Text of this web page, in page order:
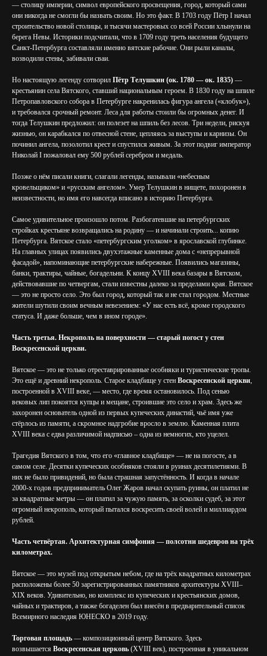
— столицу империи, символ европейского просвещения, город, который сами
они никогда не смогли бы назвать своим. Но это факт. В 1703 году Пётр I начал
строительство новой столицы, и тысячи мастеровых со всей России хлынули на
берега Невы. Историки подсчитали, что в 1709 году треть населения будущего
Санкт-Петербурга составляли именно вятские рабочие. Они рыли каналы,
возводили стены, забивали сваи.
Но настоящую легенду сотворил Пётр Телушкин (ок. 1780 — ок. 1835) —
крестьянин села Вятского, ставший национальным героем. В 1830 году на шпиле
Петропавловского собора в Петербурге накренилась фигура ангела («клобук»),
и требовался срочный ремонт. Леса для работы стоили бы огромных денег. И
тогда Телушкин предложил: он полезет на шпиль без лесов. Три недели, рискуя
жизнью, он карабкался по отвесной стене, цепляясь за выступы и карнизы. Он
починил ангела, позолотил крест и спустился живым. За этот подвиг император
Николай I пожаловал ему 500 рублей серебром и медаль.
Позже о нём писали книги, слагали легенды, называли «небесным
кровельщиком» и «русским ангелом». Умер Телушкин в нищете, похоронен в
неизвестности, но имя его навсегда вписано в историю Петербурга.
Самое удивительное произошло потом. Разбогатевшие на петербургских
стройках крестьяне возвращались на родину — и начинали строить... копию
Петербурга. Вятское стало «петербургским уголком» в ярославской глубинке.
На главных улицах появились двухэтажные каменные дома с «непрерывной
фасадой», напоминающие петербургские набережные. Появились магазины,
банки, трактиры, чайные, богадельни. К концу XVIII века базары в Вятском,
действовавшие по четвергам, стали известны далеко за пределами края. Вятское
— это не просто село. Это был город, который так и не стал городом. Местные
жители шутили своим вечным невезением: «У нас есть всё, кроме городского
статуса. И даже больше, чем в ином городе».
Часть третья. Некрополь на поверхности — старый погост у стен
Воскресенской церкви.
Вятское — это не только отреставрированные особняки и туристические тропы.
Это ещё и древний некрополь. Старое кладбище у стен Воскресенской церкви,
построенной в XVIII веке, — место, где время остановилось. Под сенью
вековых лип покоятся купцы и мещане, строившие это село и храм. Здесь же
захоронен основатель одной из первых купеческих династий, чьё имя уже
стёрлось из памяти, а скромное надгробие вросло в землю. Каменная плита
XVIII века с едва различимой надписью – одна из немногих, кто уцелел.
Трагедия Вятского в том, что его «главное кладбище» — не на погосте, а в
самом селе. Десятки купеческих особняков стояли в руинах десятилетиями. В
них не было привидений, но была страшная запустённость. И когда в начале
2000-х годов предприниматель Олег Жаров начал скупать руины, он платил не
за квадратные метры — он платил за чужую память, за осколки судеб, за этот
огромный некрополь, который пытался воскресить своей волей и миллиардом
рублей.
Часть четвёртая. Архитектурная симфония — полсотни шедевров на трёх
километрах.
Вятское — это музей под открытым небом, где на трёх квадратных километрах
расположены более 50 зарегистрированных памятников архитектуры XVIII–
XIX веков. Удивительно, но комплекс из купеческих и крестьянских домов,
чайных и трактиров, а также богаделен был внесён в предварительный список
Всемирного наследия ЮНЕСКО в 2019 году.
Торговая площадь — композиционный центр Вятского. Здесь
возвышается Воскресенская церковь (XVIII век), построенная в уникальном